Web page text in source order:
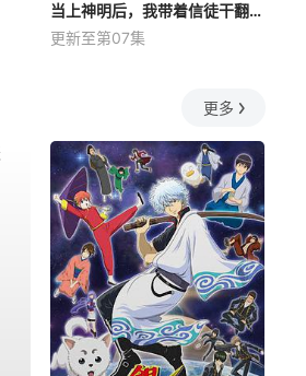
当上神明后，我带着信徒干翻了废土
更新至第07集
更多